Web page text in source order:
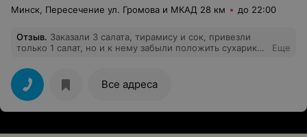
Минск, Пересечение ул. Громова и МКАД 28 км до 22:00
Отзыв. Заказали 3 салата, тирамису и сок, привезли
только 1 салат, но и к нему забыли положить сухарики
Еще
Все адреса